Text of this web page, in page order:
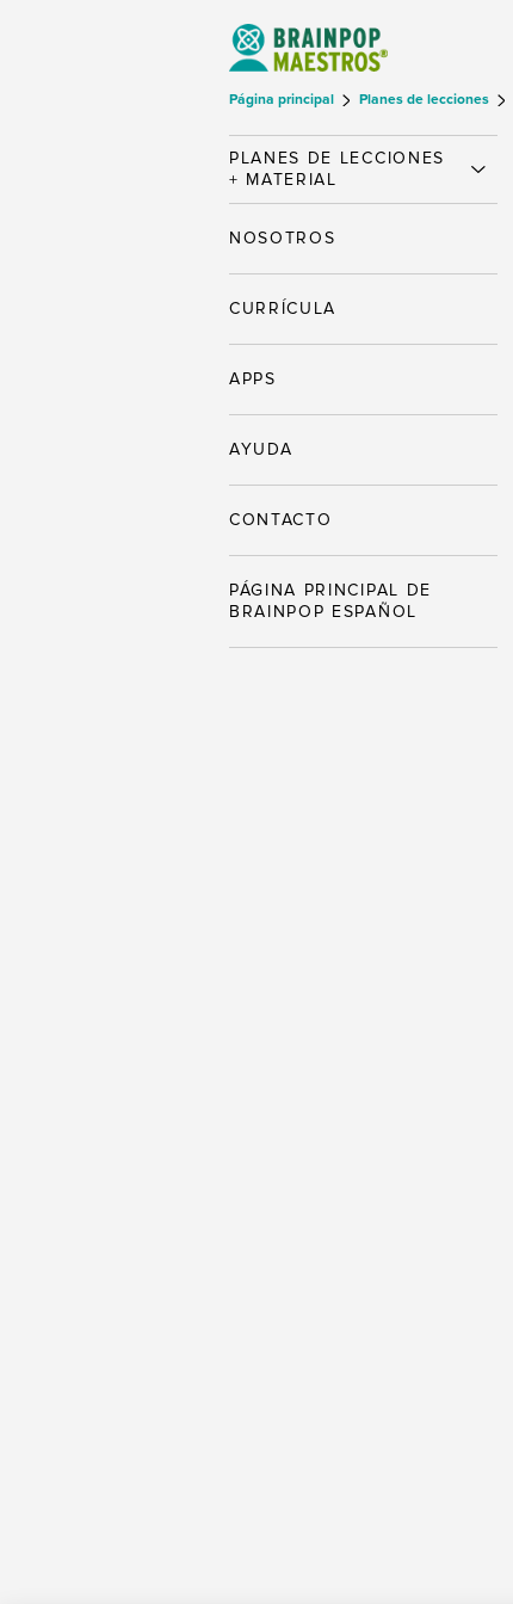
Página principal Planes de lecciones
PLANES DE LECCIONES
+ MATERIAL
NOSOTROS
CURRÍCULA
APPS
AYUDA
CONTACTO
PÁGINA PRINCIPAL DE
BRAINPOP ESPAÑOL